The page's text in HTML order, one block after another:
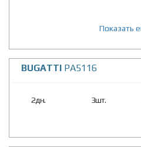
BUGATTI PA5116
2дн. 3шт.